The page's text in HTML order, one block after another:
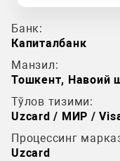
Банк:
Капиталбанк
Манзил:
Тошкент, Навоий
Тўлов тизими:
Uzcard / МИР /
Процессинг
Uzcard